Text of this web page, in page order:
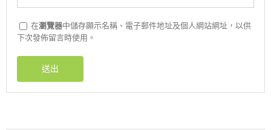
在瀏覽器中儲存顯示名稱、電子郵件地址及個人網站網址，以供
下次發佈留言時使用。